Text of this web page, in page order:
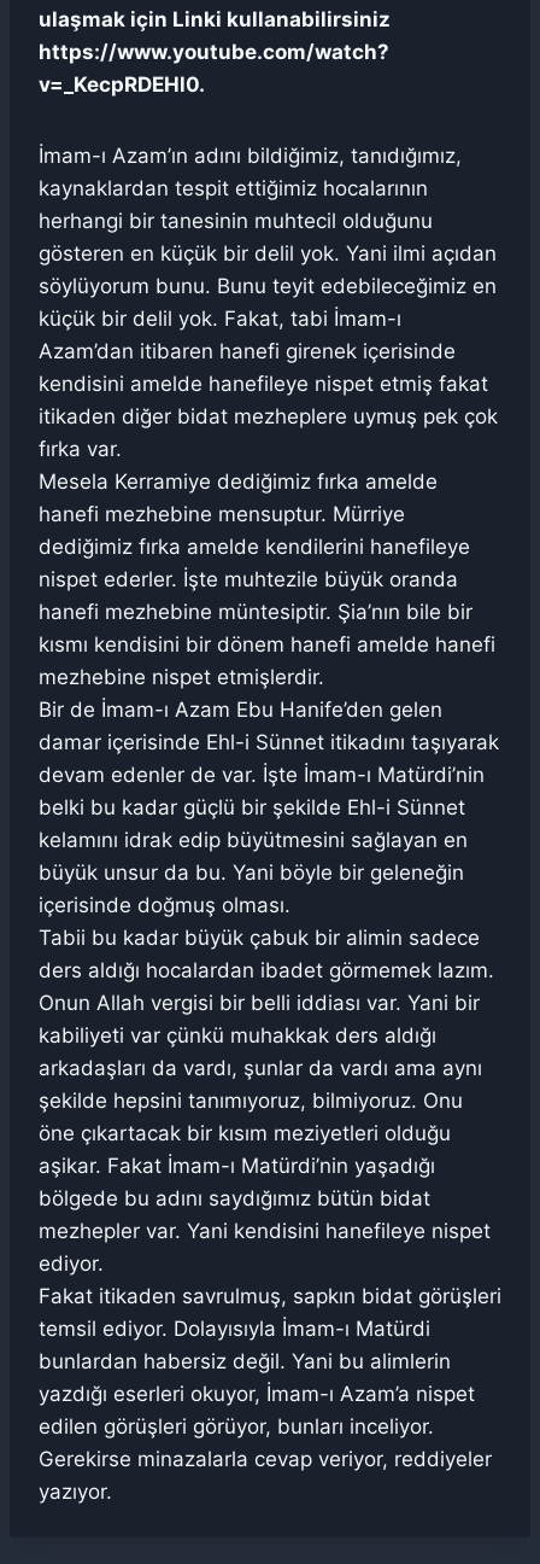
ulaşmak için Linki kullanabilirsiniz
https://www.youtube.com/watch?
v=_KecpRDEHl0.
İmam-ı Azam’ın adını bildiğimiz, tanıdığımız,
kaynaklardan tespit ettiğimiz hocalarının
herhangi bir tanesinin muhtecil olduğunu
gösteren en küçük bir delil yok. Yani ilmi açıdan
söylüyorum bunu. Bunu teyit edebileceğimiz en
küçük bir delil yok. Fakat, tabi İmam-ı
Azam’dan itibaren hanefi girenek içerisinde
kendisini amelde hanefileye nispet etmiş fakat
itikaden diğer bidat mezheplere uymuş pek çok
fırka var.
Mesela Kerramiye dediğimiz fırka amelde
hanefi mezhebine mensuptur. Mürriye
dediğimiz fırka amelde kendilerini hanefileye
nispet ederler. İşte muhtezile büyük oranda
hanefi mezhebine müntesiptir. Şia’nın bile bir
kısmı kendisini bir dönem hanefi amelde hanefi
mezhebine nispet etmişlerdir.
Bir de İmam-ı Azam Ebu Hanife’den gelen
damar içerisinde Ehl-i Sünnet itikadını taşıyarak
devam edenler de var. İşte İmam-ı Matürdi’nin
belki bu kadar güçlü bir şekilde Ehl-i Sünnet
kelamını idrak edip büyütmesini sağlayan en
büyük unsur da bu. Yani böyle bir geleneğin
içerisinde doğmuş olması.
Tabii bu kadar büyük çabuk bir alimin sadece
ders aldığı hocalardan ibadet görmemek lazım.
Onun Allah vergisi bir belli iddiası var. Yani bir
kabiliyeti var çünkü muhakkak ders aldığı
arkadaşları da vardı, şunlar da vardı ama aynı
şekilde hepsini tanımıyoruz, bilmiyoruz. Onu
öne çıkartacak bir kısım meziyetleri olduğu
aşikar. Fakat İmam-ı Matürdi’nin yaşadığı
bölgede bu adını saydığımız bütün bidat
mezhepler var. Yani kendisini hanefileye nispet
ediyor.
Fakat itikaden savrulmuş, sapkın bidat görüşleri
temsil ediyor. Dolayısıyla İmam-ı Matürdi
bunlardan habersiz değil. Yani bu alimlerin
yazdığı eserleri okuyor, İmam-ı Azam’a nispet
edilen görüşleri görüyor, bunları inceliyor.
Gerekirse minazalarla cevap veriyor, reddiyeler
yazıyor.